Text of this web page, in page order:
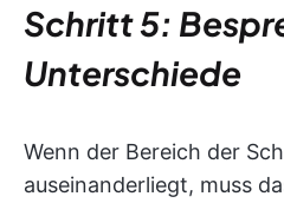
Schritt 5:
Unterschiede
Wenn der Bereich der
auseinanderliegt, muss